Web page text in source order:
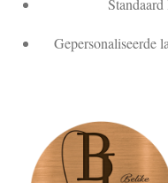
Gepersonaliseerde